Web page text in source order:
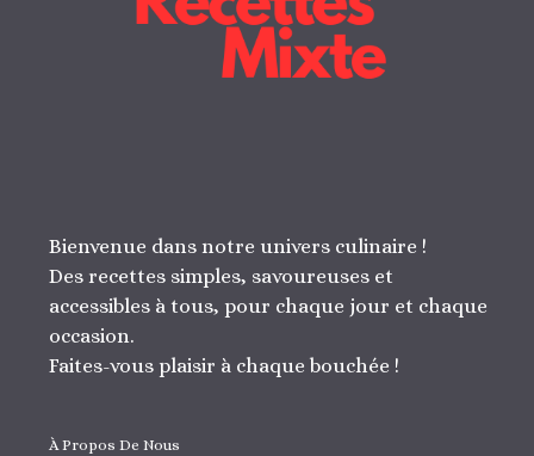
Bienvenue dans notre univers culinaire !
Des recettes simples, savoureuses et
accessibles à tous, pour chaque jour et chaque
occasion.
Faites-vous plaisir à chaque bouchée !
À Propos De Nous